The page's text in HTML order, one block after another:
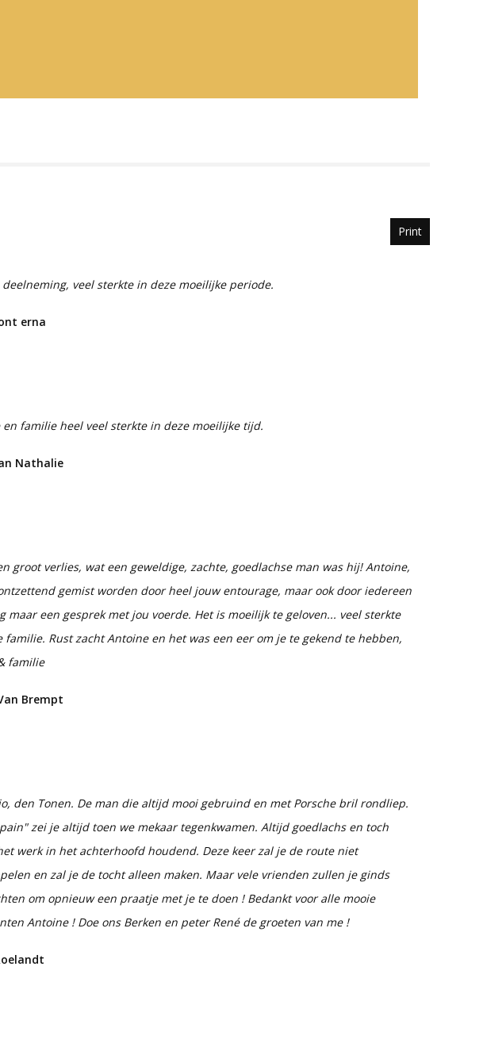
Print
veel sterkte in deze moeilijke periode.
erna
en familie heel veel sterkte in deze moeilijke tijd.
Nathalie
groot verlies, wat een geweldige, zachte, goedlachse man was hij! Antoine,
gemist worden door heel jouw entourage, maar ook door iedereen
maar een gesprek met jou voerde. Het is moeilijk te geloven... veel sterkte
familie. Rust zacht Antoine en het was een eer om je te gekend te hebben,
familie
Brempt
den Tonen. De man die altijd mooi gebruind en met Porsche bril rondliep.
zei je altijd toen we mekaar tegenkwamen. Altijd goedlachs en toch
werk in het achterhoofd houdend. Deze keer zal je de route niet
en zal je de tocht alleen maken. Maar vele vrienden zullen je ginds
om opnieuw een praatje met je te doen ! Bedankt voor alle mooie
Antoine ! Doe ons Berken en peter René de groeten van me !